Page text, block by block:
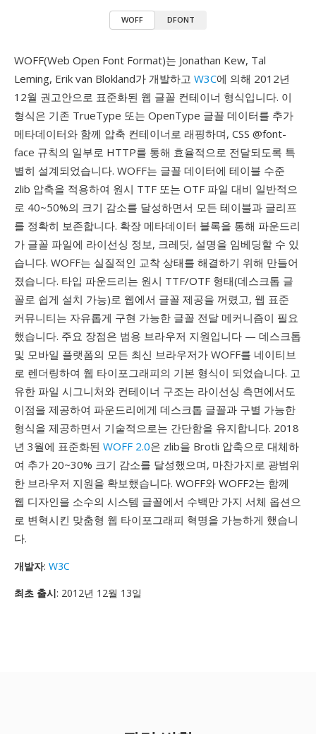
WOFF DFONT
WOFF(Web Open Font Format)는 Jonathan Kew, Tal
Leming, Erik van Blokland가 개발하고 W3C에 의해 2012년
12월 권고안으로 표준화된 웹 글꼴 컨테이너 형식입니다. 이
형식은 기존 TrueType 또는 OpenType 글꼴 데이터를 추가
메타데이터와 함께 압축 컨테이너로 래핑하며, CSS @font-
face 규칙의 일부로 HTTP를 통해 효율적으로 전달되도록 특
별히 설계되었습니다. WOFF는 글꼴 데이터에 테이블 수준
zlib 압축을 적용하여 원시 TTF 또는 OTF 파일 대비 일반적으
로 40~50%의 크기 감소를 달성하면서 모든 테이블과 글리프
를 정확히 보존합니다. 확장 메타데이터 블록을 통해 파운드리
가 글꼴 파일에 라이선싱 정보, 크레딧, 설명을 임베딩할 수 있
습니다. WOFF는 실질적인 교착 상태를 해결하기 위해 만들어
졌습니다. 타입 파운드리는 원시 TTF/OTF 형태(데스크톱 글
꼴로 쉽게 설치 가능)로 웹에서 글꼴 제공을 꺼렸고, 웹 표준
커뮤니티는 자유롭게 구현 가능한 글꼴 전달 메커니즘이 필요
했습니다. 주요 장점은 범용 브라우저 지원입니다 — 데스크톱
및 모바일 플랫폼의 모든 최신 브라우저가 WOFF를 네이티브
로 렌더링하여 웹 타이포그래피의 기본 형식이 되었습니다. 고
유한 파일 시그니처와 컨테이너 구조는 라이선싱 측면에서도
이점을 제공하여 파운드리에게 데스크톱 글꼴과 구별 가능한
형식을 제공하면서 기술적으로는 간단함을 유지합니다. 2018
년 3월에 표준화된 WOFF 2.0은 zlib을 Brotli 압축으로 대체하
여 추가 20~30% 크기 감소를 달성했으며, 마찬가지로 광범위
한 브라우저 지원을 확보했습니다. WOFF와 WOFF2는 함께
웹 디자인을 소수의 시스템 글꼴에서 수백만 가지 서체 옵션으
로 변혁시킨 맞춤형 웹 타이포그래피 혁명을 가능하게 했습니
다.
개발자: W3C
최초 출시: 2012년 12월 13일